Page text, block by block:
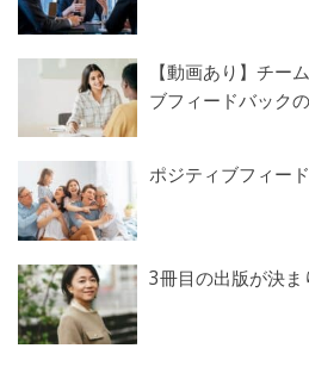
【動画あり】チー
ブフィードバック
ポジティブフィー
3冊目の出版が決ま